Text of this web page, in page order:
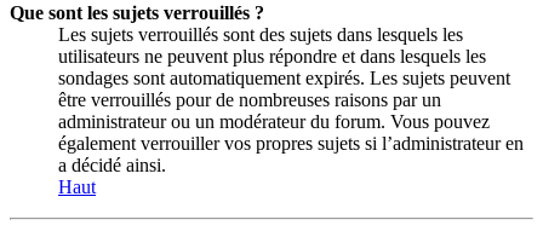
Que sont les sujets verrouillés ?
Les sujets verrouillés sont des sujets dans lesquels les
utilisateurs ne peuvent plus répondre et dans lesquels les
sondages sont automatiquement expirés. Les sujets peuvent
être verrouillés pour de nombreuses raisons par un
administrateur ou un modérateur du forum. Vous pouvez
également verrouiller vos propres sujets si l’administrateur en
a décidé ainsi.
Haut